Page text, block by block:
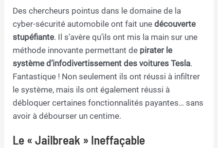
Des chercheurs pointus dans le domaine de la
cyber-sécurité automobile ont fait unedécouverte
stupéfiante. Il s’avère qu’ils ont mis la main sur une
méthode innovante permettant de pirater le
système d’infodivertissement des voitures Tesla.
Fantastique ! Non seulement ils ont réussi à infiltrer
le système, mais ils ont également réussi à
débloquer certaines fonctionnalités payantes… sans
avoir à débourser un centime.
Le « Jailbreak » Ineffaçable